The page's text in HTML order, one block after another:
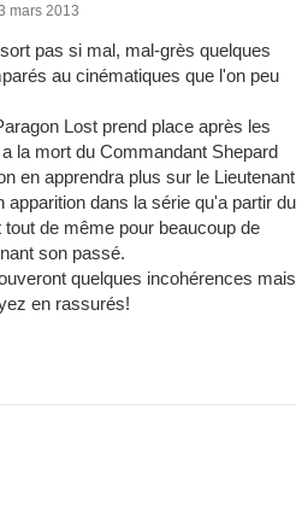
mars 2013
pas si mal, mal-grès quelques
au cinématiques que l'on peu
Lost prend place après les
la mort du Commandant Shepard
en apprendra plus sur le Lieutenant
apparition dans la série qu'a partir du
de même pour beaucoup de
son passé.
quelques incohérences mais
en rassurés!